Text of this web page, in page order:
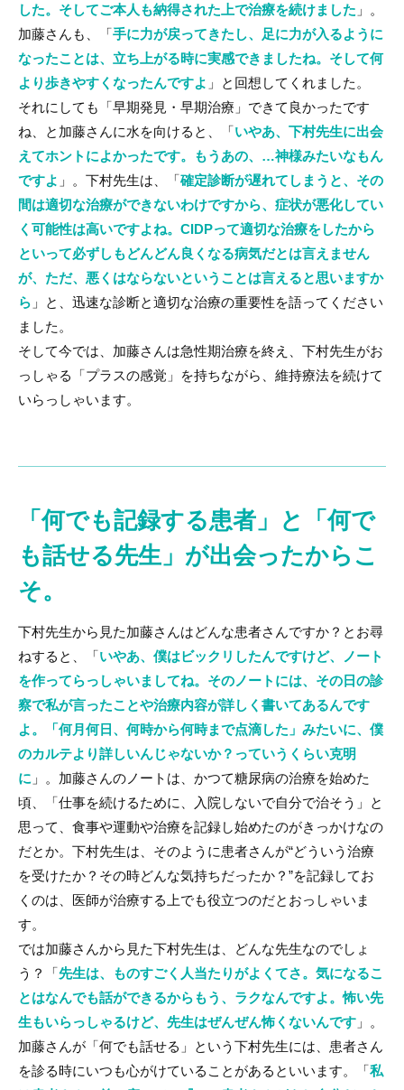
した。そしてご本人も納得された上で治療を続けました 」。
加藤さんも、「手に力が戻ってきたし、足に力が入るように
なったことは、立ち上がる時に実感できましたね。そして何
より歩きやすくなったんですよ 」と回想してくれました。
それにしても「早期発見・早期治療」できて良かったです
ね、と加藤さんに水を向けると、「いやあ、下村先生に出会
えてホントによかったです。もうあの、…神様みたいなもん
ですよ 」。下村先生は、「確定診断が遅れてしまうと、その
間は適切な治療ができないわけですから、症状が悪化してい
く可能性は高いですよね。CIDPって適切な治療をしたから
といって必ずしもどんどん良くなる病気だとは言えません
が、ただ、悪くはならないということは言えると思いますか
ら 」と、迅速な診断と適切な治療の重要性を語ってください
ました。
そして今では、加藤さんは急性期治療を終え、下村先生がお
っしゃる「プラスの感覚」を持ちながら、維持療法を続けて
いらっしゃいます。
「何でも記録する患者」と「何で
も話せる先生」が出会ったからこ
そ。
下村先生から見た加藤さんはどんな患者さんですか？とお尋
ねすると、「いやあ、僕はビックリしたんですけど、ノート
を作ってらっしゃいましてね。そのノートには、その日の診
察で私が言ったことや治療内容が詳しく書いてあるんです
よ。「何月何日、何時から何時まで点滴した」みたいに、僕
のカルテより詳しいんじゃないか？っていうくらい克明
に 」。加藤さんのノートは、かつて糖尿病の治療を始めた
頃、「仕事を続けるために、入院しないで自分で治そう」と
思って、食事や運動や治療を記録し始めたのがきっかけなの
だとか。下村先生は、そのように患者さんが“どういう治療
を受けたか？その時どんな気持ちだったか？”を記録してお
くのは、医師が治療する上でも役立つのだとおっしゃいま
す。
では加藤さんから見た下村先生は、どんな先生なのでしょ
う？「先生は、ものすごく人当たりがよくてさ。気になるこ
とはなんでも話ができるからもう、ラクなんですよ。怖い先
生もいらっしゃるけど、先生はぜんぜん怖くないんです 」。
加藤さんが「何でも話せる」という下村先生には、患者さん
を診る時にいつも心がけていることがあるといいます。「私